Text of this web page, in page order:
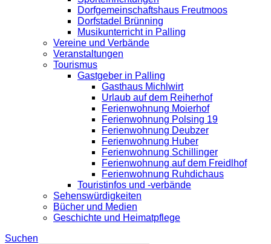
Dorfgemeinschaftshaus Freutmoos
Dorfstadel Brünning
Musikunterricht in Palling
Vereine und Verbände
Veranstaltungen
Tourismus
Gastgeber in Palling
Gasthaus Michlwirt
Urlaub auf dem Reiherhof
Ferienwohnung Moierhof
Ferienwohnung Polsing 19
Ferienwohnung Deubzer
Ferienwohnung Huber
Ferienwohnung Schillinger
Ferienwohnung auf dem Freidlhof
Ferienwohnung Ruhdichaus
Touristinfos und -verbände
Sehenswürdigkeiten
Bücher und Medien
Geschichte und Heimatpflege
Suchen